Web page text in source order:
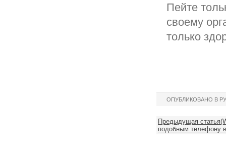
Пейте
своему
только
ОПУБЛИКОВАНО В
Предыдущая
подобным телефону